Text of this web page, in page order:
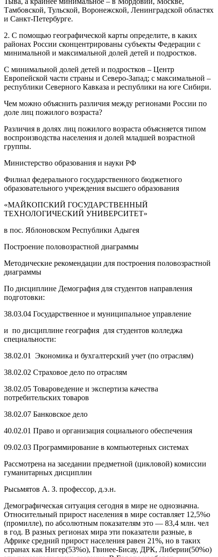
Тамбовской, Тульской, Воронежской, Ленинградской областях
и Санкт-Петербурге.
2. С помощью географической карты определите, в каких
районах России сконцентрированы субъекты Федерации с
минимальной и максимальной долей детей и подростков.
С минимальной долей детей и подростков – Центр
Европейской части страны и Северо-Запад; с максимальной –
республики Северного Кавказа и республики на юге Сибири.
Чем можно объяснить различия между регионами России по
доле лиц пожилого возраста?
Различия в долях лиц пожилого возраста объясняется типом
воспроизводства населения и долей младшей возрастной
группы.
Министерство образования и науки РФ
Филиал федерального государственного бюджетного
образовательного учреждения высшего образования
«МАЙКОПСКИЙ ГОСУДАРСТВЕННЫЙ
ТЕХНОЛОГИЧЕСКИЙ УНИВЕРСИТЕТ»
в пос. Яблоновском Республики Адыгея
Построение половозрастной диаграммы
Методические рекомендации для построения половозрастной
диаграммы
По дисциплине Демография для студентов направления
подготовки:
38.03.04 Государственное и муниципальное управление
и по дисциплине география для студентов колледжа
специальности:
38.02.01 Экономика и бухгалтерский учет (по отраслям)
38.02.02 Страховое дело по отраслям
38.02.05 Товароведение и экспертиза качества
потребительских товаров
38.02.07 Банковское дело
40.02.01 Право и организация социального обеспечения
09.02.03 Программирование в компьютерных системах
Рассмотрена на заседании предметной (цикловой) комиссии
гуманитарных дисциплин
Рысьмятов А. З. профессор, д.э.н.
Демографическая ситуация сегодня в мире не однозначна.
Относительный прирост населения в мире составляет 12,5%о
(промилле), по абсолютным показателям это — 83,4 млн. чел
в год. В разных регионах мира эти показатели разные, в
Африке средний прирост населения равен 21%, но в таких
странах как Нигер(53%о), Гвинее-Бисау, ДРК, Либерии(50%о)